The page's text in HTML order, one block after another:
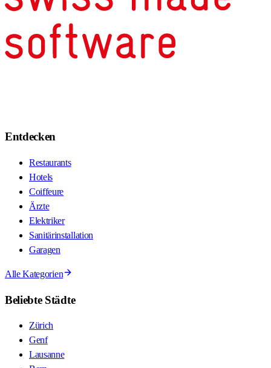
Entdecken
Restaurants
Hotels
Coiffeure
Ärzte
Elektriker
Sanitärinstallation
Garagen
Alle Kategorien
Beliebte Städte
Zürich
Genf
Lausanne